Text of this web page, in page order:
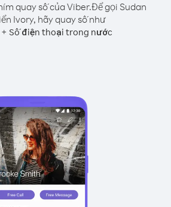
quay số của Viber.Để gọi Sudan
Ivory, hãy quay số như
+ Số điện thoại trong nước